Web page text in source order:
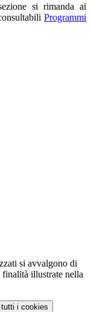
si rimanda ai
Programmi
si avvalgono di
illustrate nella
i cookies